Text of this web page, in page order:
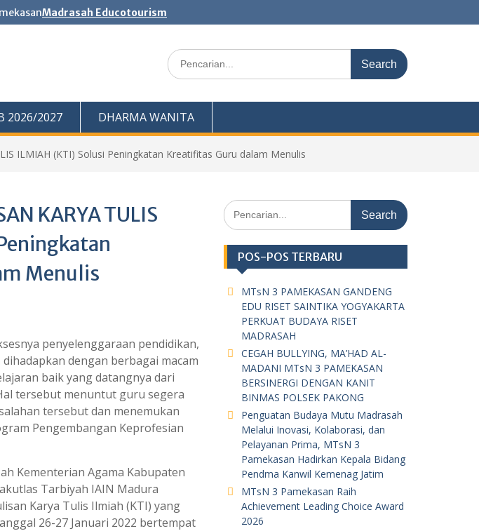
Madrasah Educotourism
Search
for:
2026/2027 DHARMA WANITA
ILMIAH (KTI) Solusi Peningkatan Kreatifitas Guru dalam Menulis
KARYA TULIS
Menulis
penyelenggaraan pendidikan,
dengan berbagai macam
baik yang datangnya dari
tersebut menuntut guru segera
tersebut dan menemukan
Pengembangan Keprofesian
Kementerian Agama Kabupaten
Tarbiyah IAIN Madura
Karya Tulis Ilmiah (KTI) yang
26-27 Januari 2022 bertempat
Search
for:
POS-POS TERBARU
MTsN 3 PAMEKASAN GANDENG
EDU RISET SAINTIKA YOGYAKARTA
PERKUAT BUDAYA RISET
MADRASAH
CEGAH BULLYING, MA’HAD AL-
MADANI MTsN 3 PAMEKASAN
BERSINERGI DENGAN KANIT
BINMAS POLSEK PAKONG
Penguatan Budaya Mutu Madrasah
Melalui Inovasi, Kolaborasi, dan
Pelayanan Prima, MTsN 3
Pamekasan Hadirkan Kepala Bidang
Pendma Kanwil Kemenag Jatim
MTsN 3 Pamekasan Raih
Achievement Leading Choice Award
2026